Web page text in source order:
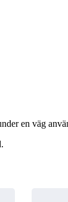
en väg